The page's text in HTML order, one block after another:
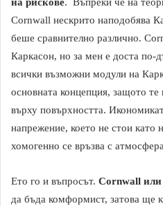
Cornwall нескрито наподобява
беше сравнително различно.
Каркасон, но за мен е доста по-
всички възможни модули на
основната концепция, защото
върху повърхността.
напрежение, което не стои като
хомогенно се връзва с
Ето го и въпросът. Cornwall
да бъда комформист, затова ще